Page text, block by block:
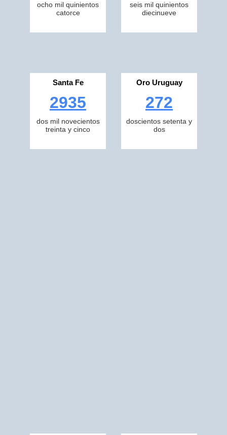
ocho mil quinientos
catorce
seis mil quinientos
diecinueve
Santa Fe
2935
dos mil novecientos
treinta y cinco
Oro Uruguay
272
doscientos setenta y
dos